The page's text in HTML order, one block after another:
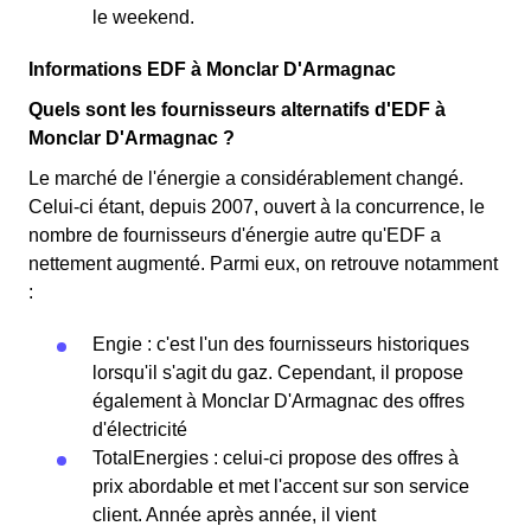
le weekend.
Informations EDF à Monclar D'Armagnac
Quels sont les fournisseurs alternatifs d'EDF à
Monclar D'Armagnac ?
Le marché de l'énergie a considérablement changé.
Celui-ci étant, depuis 2007, ouvert à la concurrence, le
nombre de fournisseurs d'énergie autre qu'EDF a
nettement augmenté. Parmi eux, on retrouve notamment
:
Engie : c'est l'un des fournisseurs historiques
lorsqu'il s'agit du gaz. Cependant, il propose
également à Monclar D'Armagnac des offres
d'électricité
TotalEnergies : celui-ci propose des offres à
prix abordable et met l'accent sur son service
client. Année après année, il vient